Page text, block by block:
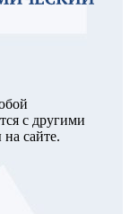
с другими
сайте.